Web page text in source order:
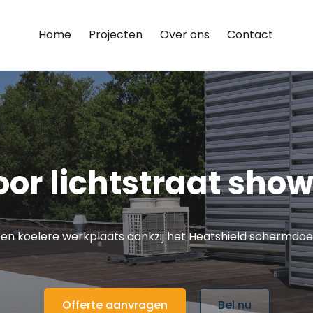
Home Projecten Over ons Contact
lichtstraat
koelere werkplaats dankzij het Heatshield
Offerte aanvragen Bel nu